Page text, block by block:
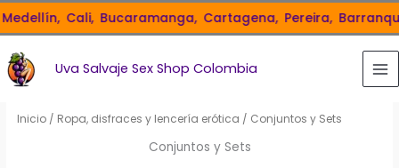
Ir
al
contenido
Cali, Bucaramanga, Cartagena, Pereira,
Uva Salvaje Sex Shop Colombia
Inicio / Ropa, disfraces y lencería erótica / Conjuntos y Sets
Conjuntos y Sets